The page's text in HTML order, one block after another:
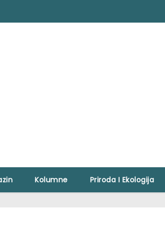
Kolumne Priroda I Ekologija